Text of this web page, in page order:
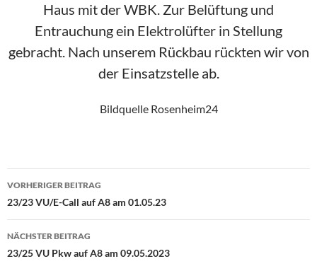
Haus mit der WBK. Zur Belüftung und
Entrauchung ein Elektrolüfter in Stellung
gebracht. Nach unserem Rückbau rückten wir von
der Einsatzstelle ab.
Bildquelle Rosenheim24
Beitragsnavigation
VORHERIGER BEITRAG
23/23 VU/E-Call auf A8 am 01.05.23
NÄCHSTER BEITRAG
23/25 VU Pkw auf A8 am 09.05.2023